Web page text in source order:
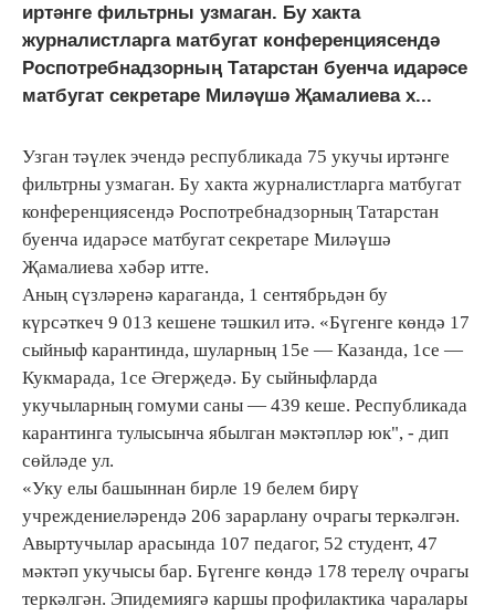
иртәнге фильтрны узмаган. Бу хакта
журналистларга матбугат конференциясендә
Роспотребнадзорның Татарстан буенча идарәсе
матбугат секретаре Миләүшә Җамалиева х...
Узган тәүлек эчендә республикада 75 укучы иртәнге
фильтрны узмаган. Бу хакта журналистларга матбугат
конференциясендә Роспотребнадзорның Татарстан
буенча идарәсе матбугат секретаре Миләүшә
Җамалиева хәбәр итте.
Аның сүзләренә караганда, 1 сентябрьдән бу
күрсәткеч 9 013 кешене тәшкил итә. «Бүгенге көндә 17
сыйныф карантинда, шуларның 15е — Казанда, 1се —
Кукмарада, 1се Әгерҗедә. Бу сыйныфларда
укучыларның гомуми саны — 439 кеше. Республикада
карантинга тулысынча ябылган мәктәпләр юк", - дип
сөйләде ул.
«Уку елы башыннан бирле 19 белем бирү
учреждениеләрендә 206 зарарлану очрагы теркәлгән.
Авыртучылар арасында 107 педагог, 52 студент, 47
мәктәп укучысы бар. Бүгенге көндә 178 терелү очрагы
теркәлгән. Эпидемиягә каршы профилактика чаралары